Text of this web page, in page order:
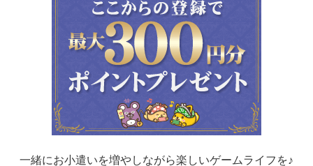
一緒にお小遣いを増やしながら楽しいゲームライフを♪